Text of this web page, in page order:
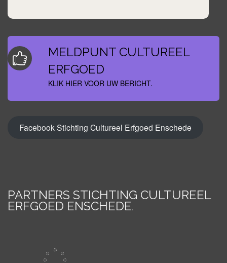
MELDPUNT CULTUREEL
ERFGOED
KLIK HIER VOOR UW BERICHT.
Facebook Stichting Cultureel Erfgoed Enschede
PARTNERS STICHTING CULTUREEL
ERFGOED ENSCHEDE.